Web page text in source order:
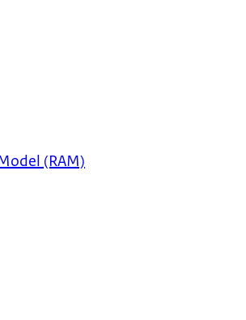
(RAM)